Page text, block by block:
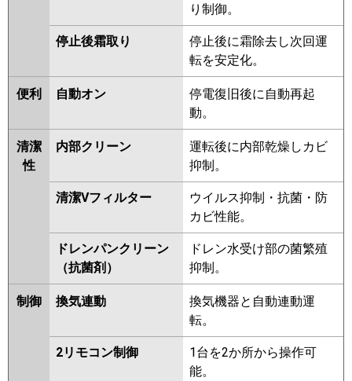
り制御。
停止後霜取り
停止後に霜除去し次回運
転を安定化。
便利 自動オン
停電復旧後に自動再起
動。
清潔
性
内部クリーン
運転後に内部乾燥しカビ
抑制。
清潔Vフィルター
ウイルス抑制・抗菌・防
カビ性能。
ドレンパンクリーン
（抗菌剤）
ドレン水受け部の菌繁殖
抑制。
制御 換気連動
換気機器と自動連動運
転。
2リモコン制御
1台を2か所から操作可
能。